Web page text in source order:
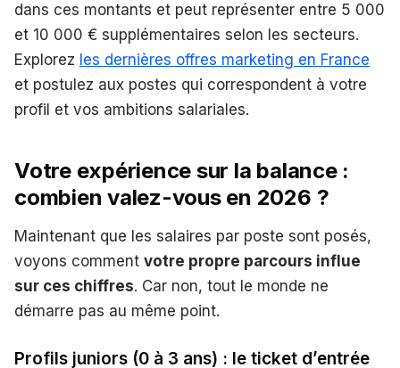
dans ces montants et peut représenter entre 5 000
et 10 000 € supplémentaires selon les secteurs.
Explorez les dernières offres marketing en France
et postulez aux postes qui correspondent à votre
profil et vos ambitions salariales.
Votre expérience sur la balance :
combien valez-vous en 2026 ?
Maintenant que les salaires par poste sont posés,
voyons comment votre propre parcours influe
sur ces chiffres. Car non, tout le monde ne
démarre pas au même point.
Profils juniors (0 à 3 ans) : le ticket d’entrée